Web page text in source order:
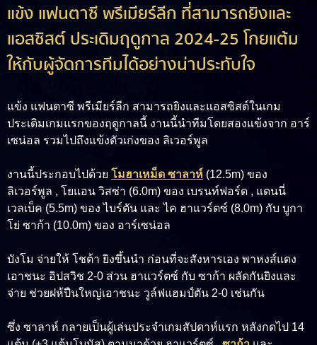
แข้ง แฟนตาซี พรีเมียร์ลีก ที่สามารถยิงและ
แอสซิสต์ ประเดิมฤดูกาล 2024-25 โกยแต้ม
ให้กับผู้จัดการทีมได้อย่างน่าประทับใจ
แข้ง แฟนตาซี พรีเมียร์ลีก สามารถยิงและแอสซิสต์ในเกม
ประเดิมเกมแรกของฤดูกาลนี้ งานนี้นำทีมโดยสองแข้งจาก อาร์
เซน่อล รวมไปถึงแข้งตัวเก่งของ ลิเวอร์พูล
งานนี้ประกอบไปด้วย โมฮาเหม็ด ซาลาห์ (12.5m) ของ
ลิเวอร์พูล , โยแอน วิสซ่า (6.0m) ของ เบรนท์ฟอร์ด , แดนนี่
เวลเบ็ค (5.5m) ของ ไบร์ตัน และ ไค ฮาแวร์ตซ์ (8.0m) กับ บูกา
โย่ ซาก้า (10.0m) ของ อาร์เซน่อล
บังโม จ่ายให้ โชต้า ยิงขึ้นนำ ก่อนที่จะสังหารเอง พาหงส์แดง
เอาชนะ อิปสวิช 2-0 ส่วน ฮาแวร์ตซ์ กับ ซาก้า ผลัดกันยิงและ
จ่าย ช่วยฝห้ปืนใหญ่เอาชนะ วูล์ฟแฮมป์ตัน 2-0 เช่นกัน
ซึ่ง ซาลาห์ กลายเป็นผู้เล่นประจำเกมสัปดาห์แรก หลังกดไป 14